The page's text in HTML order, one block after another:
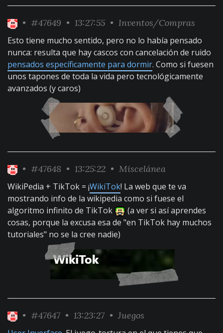
• #47649 • 13:27:55 • Inventos/Compras
Esto tiene mucho sentido, pero no lo había pensado
nunca: resulta que hay cascos con cancelación de ruido
pensados específicamente para dormir. Como si fuesen
unos tapones de toda la vida pero tecnológicamente
avanzados (y caros)
• #47648 • 13:25:22 • Miscelánea
WikiPedia + TikTok = ¡WikiTok! La web que te va
mostrando info de la wikipedia como si fuese el
algoritmo infinito de TikTok
(a ver si así aprendes
cosas, porque la excusa esa de "en TikTok hay muchos
tutoriales" no se la cree nadie)
• #47647 • 13:23:27 • Juegos